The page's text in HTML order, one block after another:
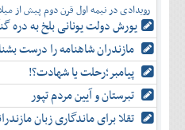
رویدادی در نیمه اول قرن دوم پیش از
یورش دولت یونانی بلخ به دره
مازندران شاهنامه را درست
پیامبر؛رحلت یا شهادت؟!
تبرستان و آیین مردم تپور
تقلا برای ماندگاری زبان